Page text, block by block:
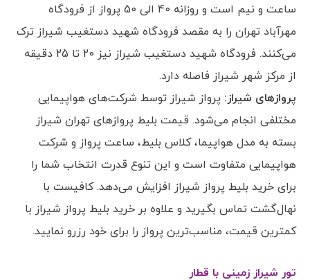
ساعت و نیم است و روزانه 40 الی 50 پرواز از فرودگاه
مهرآباد تهران را به مقصد فرودگاه شهید دستغیب شیراز ترک
می‌کنند. فرودگاه شهید دستغیب شیراز نیز 20 تا 25 دقیقه‌
از مرکز شهر شیراز فاصله دارد.
پروازهای شیراز: پرواز شیراز توسط شرکت‌های هواپیمایی
مختلفی انجام می‌شود. قیمت بلیط پروازهای تهران شیراز
بسته به مدل هواپیما، کلاس بلیط، ساعت پرواز و شرکت
هواپیمایی متفاوت است و این تنوع قدرت انتخاب شما را
برای خرید بلیط پرواز شیراز افزایش می‌دهد. کافیست با
نهال‌گشت تماس بگیرید و علاوه بر خرید بلیط پرواز شیراز با
کمترین قیمت، مناسب‌ترین پرواز را برای خود رزرو نمایید.
تور شیراز زمینی با قطار